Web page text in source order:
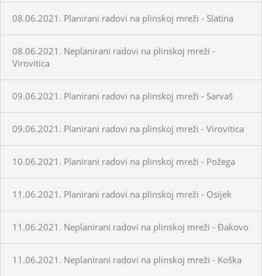
08.06.2021. Planirani radovi na plinskoj mreži - Slatina
08.06.2021. Neplanirani radovi na plinskoj mreži -
Virovitica
09.06.2021. Planirani radovi na plinskoj mreži - Sarvaš
09.06.2021. Planirani radovi na plinskoj mreži - Virovitica
10.06.2021. Planirani radovi na plinskoj mreži - Požega
11.06.2021. Planirani radovi na plinskoj mreži - Osijek
11.06.2021. Neplanirani radovi na plinskoj mreži - Đakovo
11.06.2021. Neplanirani radovi na plinskoj mreži - Koška